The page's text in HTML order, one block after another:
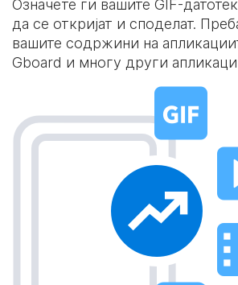
Означете ги вашите GIF-
да се откријат и споделат.
вашите содржини на
Gboard и многу други